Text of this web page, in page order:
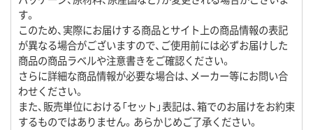
す。
このため、実際にお届けする商品とサイト上の商品情報の表記
が異なる場合がございますので、ご使用前には必ずお届けした
商品の商品ラベルや注意書きをご確認ください。
さらに詳細な商品情報が必要な場合は、メーカー等にお問い合
わせください。
また、販売単位における「セット」表記は、箱でのお届けをお約束
するものではありません。あらかじめご了承ください。